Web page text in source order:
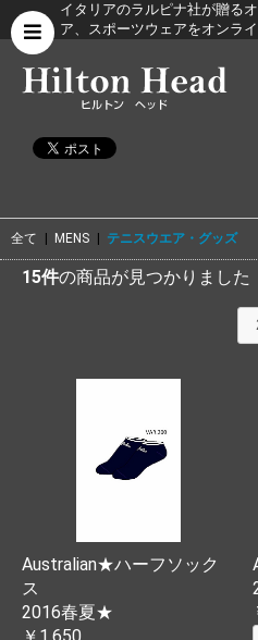
イタリアのラルピナ社が贈る
ア、スポーツウェアをオンラ
全て MENS テニスウエア・グッズ
15件の商品が見つかりました
Australian★ハーフソック
ス
2016春夏★